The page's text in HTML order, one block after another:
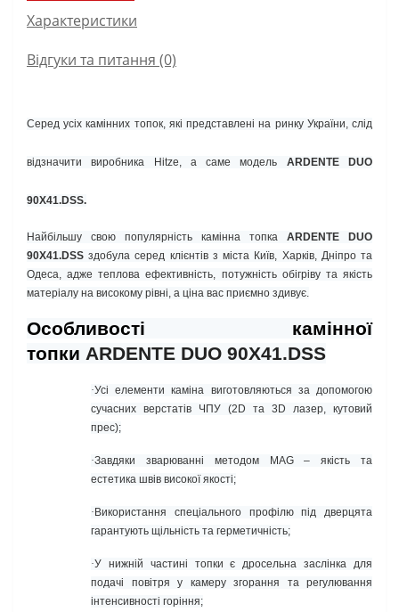
Характеристики
Відгуки та питання (0)
Серед усіх камінних топок, які представлені на ринку України, слід
відзначити виробника Hitze, а саме модель ARDENTE DUO
90X41.DSS.
Найбільшу свою популярність камінна топка ARDENTE DUO
90X41.DSS здобула серед клієнтів з міста Київ, Харків, Дніпро та
Одеса, адже теплова ефективність, потужність обігріву та якість
матеріалу на високому рівні, а ціна вас приємно здивує.
Особливості камінної
топки ARDENTE DUO 90X41.DSS
·Усі елементи каміна виготовляються за допомогою
сучасних верстатів ЧПУ (2 D та 3 D лазер, кутовий
прес);
·Завдяки зварюванні методом MAG– якість та
естетика швів високої якості;
· Використання спеціального профілю під дверцята
гарантують щільність та герметичність;
·У нижній частині топки є дросельна заслінка для
подачі повітря у камеру згорання та регулювання
інтенсивності горіння;